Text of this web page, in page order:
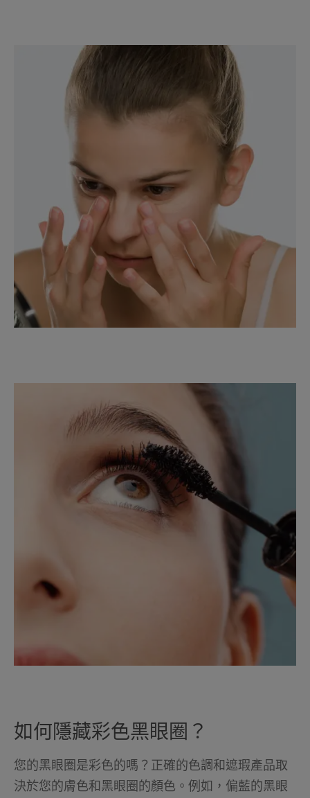
如何隱藏彩色黑眼圈？
您的黑眼圈是彩色的嗎？正確的色調和遮瑕產品取
決於您的膚色和黑眼圈的顏色。例如，偏藍的黑眼